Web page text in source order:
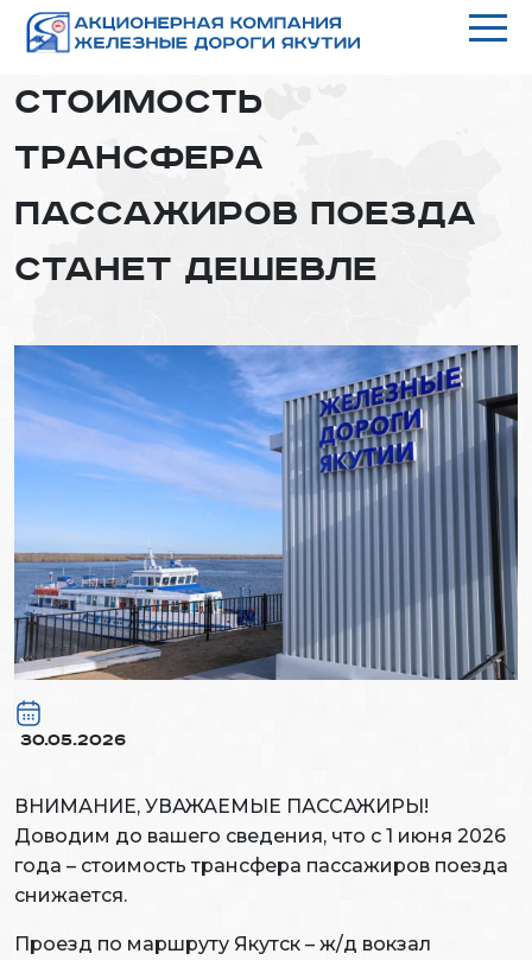
Стоимость
трансфера
пассажиров поезда
станет дешевле
30.05.2026
ВНИМАНИЕ, УВАЖАЕМЫЕ ПАССАЖИРЫ!
Доводим до вашего сведения, что с 1 июня 2026
года – стоимость трансфера пассажиров поезда
снижается.
Проезд по маршруту Якутск – ж/д вокзал